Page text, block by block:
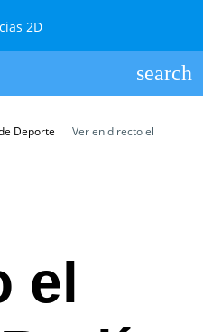
Deporte
Ver en directo el
el